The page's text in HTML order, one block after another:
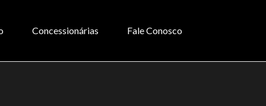
Concessionárias Fale Conosco